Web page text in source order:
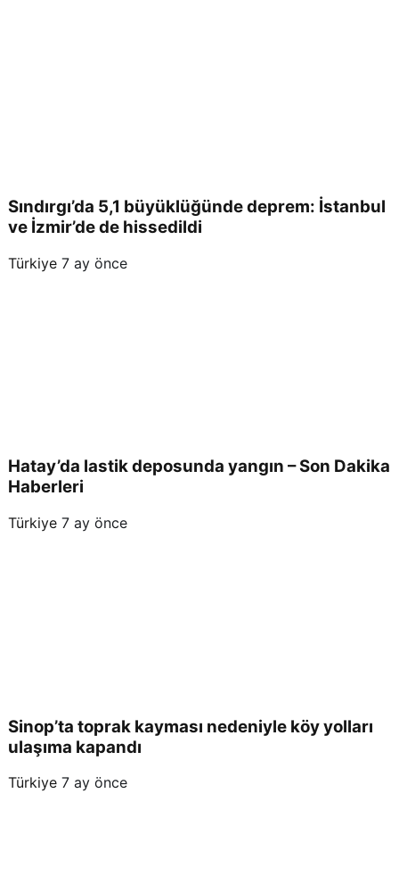
Sındırgı’da 5,1 büyüklüğünde deprem: İstanbul
ve İzmir’de de hissedildi
Türkiye 7 ay önce
Hatay’da lastik deposunda yangın – Son Dakika
Haberleri
Türkiye 7 ay önce
Sinop’ta toprak kayması nedeniyle köy yolları
ulaşıma kapandı
Türkiye 7 ay önce